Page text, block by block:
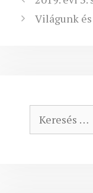
Világunk
Keresés: